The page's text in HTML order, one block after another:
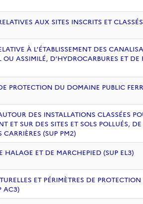
AUX SITES INSCRITS ET
À L’ÉTABLISSEMENT DES
OU ASSIMILÉ, D’HYDROCARBURES ET
PROTECTION DU DOMAINE PUBLIC
DES INSTALLATIONS CLASSÉES
ET SUR DES SITES ET SOLS POLLUÉS,
CARRIÈRES (SUP PM2)
HALAGE ET DE MARCHEPIED (SUP EL3)
ET PÉRIMÈTRES DE
AC3)